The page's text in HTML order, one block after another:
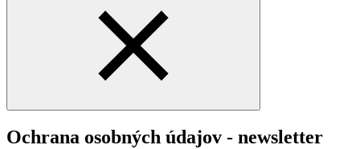
Ochrana osobných údajov - newsletter